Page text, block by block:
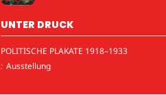
UNTER DRUCK
POLITISCHE PLAKATE 1918–1933
: Ausstellung